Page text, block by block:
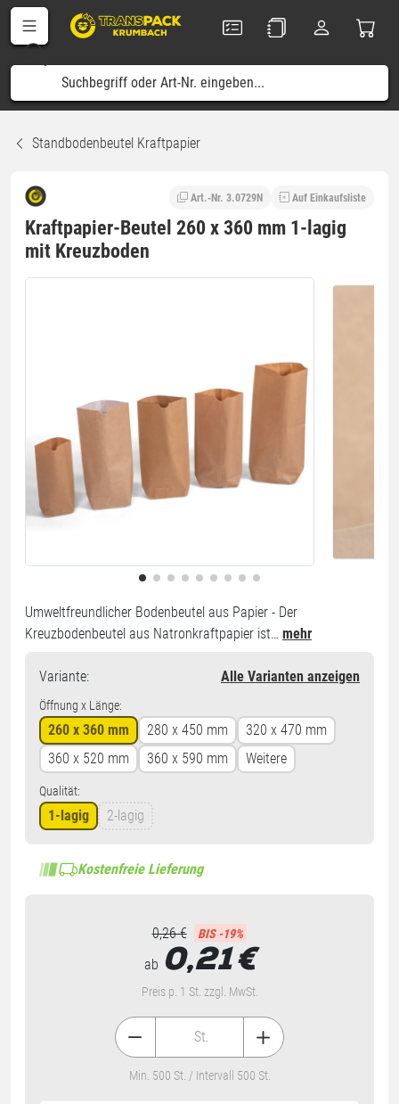
Standbodenbeutel Kraftpapier
Art.-Nr. 3.0729N Auf Einkaufsliste
Kraftpapier-Beutel 260 x 360 mm 1-lagig
mit Kreuzboden
Umweltfreundlicher Bodenbeutel aus Papier - Der
Kreuzbodenbeutel aus Natronkraftpapier ist… mehr
Variante: Alle Varianten anzeigen
Öffnung x Länge:
260 x 360 mm 280 x 450 mm
320 x 470 mm
360 x 520 mm
360 x 590 mm Weitere
Qualität:
1-lagig 2-lagig
Kostenfreie Lieferung
0,26 € BIS -19%
ab 0,21 €
Preis p. 1 St. zzgl. MwSt.
St.
Min. 500 St. / Intervall 500 St.